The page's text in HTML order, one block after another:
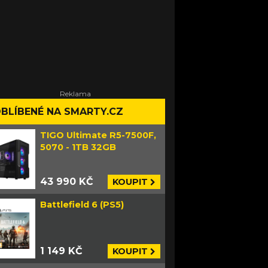
NA SMARTY.CZ
TIGO Ultimate R5-7500F,
5070 - 1TB 32GB
43 990 KČ KOUPIT
Battlefield 6 (PS5)
1 149 KČ KOUPIT